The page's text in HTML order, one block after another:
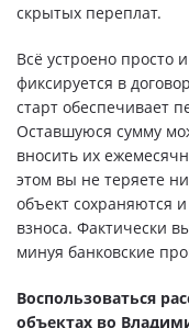
Онлайн-запись
скрытых переплат.
Всё устроено просто
фиксируется в
старт обеспечивает
Оставшуюся сумму
вносить их
этом вы не теряете
объект сохраняются
взноса. Фактически
минуя банковские
Воспользоваться
объектах во